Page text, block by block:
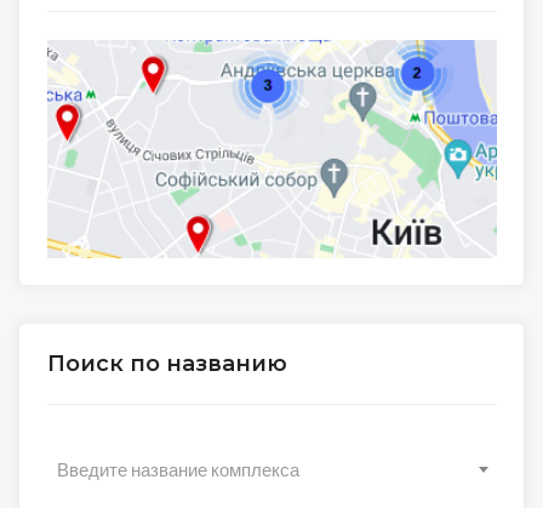
Поиск по названию
Введите название комплекса